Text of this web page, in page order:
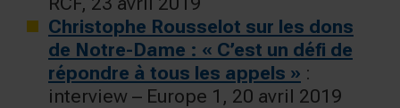
Christophe Rousselot sur les dons
de Notre-Dame : « C’est un défi de
répondre à tous les appels » :
interview – Europe 1, 20 avril 2019